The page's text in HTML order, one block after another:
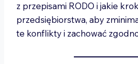
z przepisami RODO i jakie
przedsiębiorstwa, aby
te konflikty i zachować